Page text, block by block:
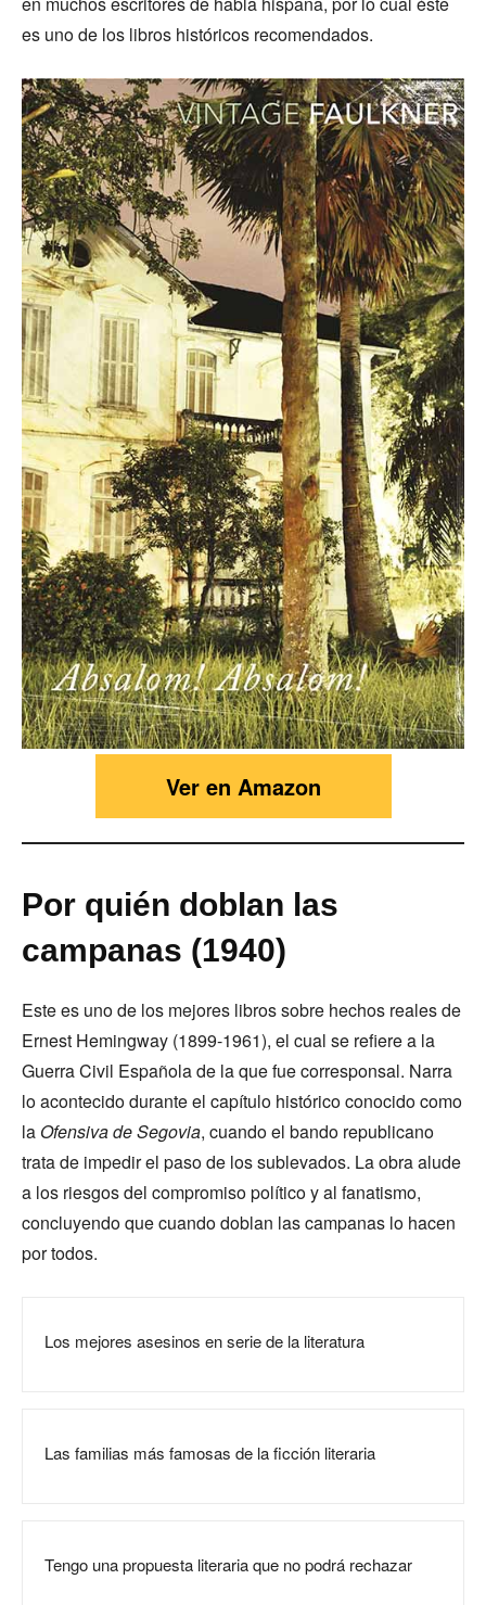
es uno de los libros históricos recomendados.
Ver en Amazon
Por quién doblan las
campanas (1940)
Este es uno de los mejores libros sobre hechos reales de
Ernest Hemingway (1899-1961), el cual se refiere a la
Guerra Civil Española de la que fue corresponsal. Narra
lo acontecido durante el capítulo histórico conocido como
la Ofensiva de Segovia, cuando el bando republicano
trata de impedir el paso de los sublevados. La obra alude
a los riesgos del compromiso político y al fanatismo,
concluyendo que cuando doblan las campanas lo hacen
por todos.
Los mejores asesinos en serie de la literatura
Las familias más famosas de la ficción literaria
Tengo una propuesta literaria que no podrá rechazar